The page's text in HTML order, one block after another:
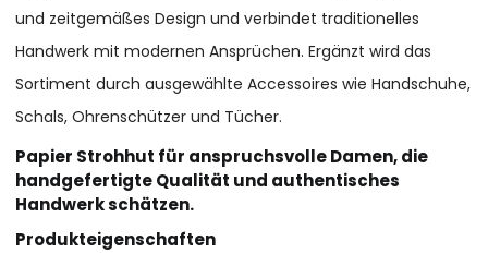
und zeitgemäßes Design und verbindet traditionelles
Handwerk mit modernen Ansprüchen. Ergänzt wird das
Sortiment durch ausgewählte Accessoires wie Handschuhe,
Schals, Ohrenschützer und Tücher.
Papier Strohhut für anspruchsvolle Damen, die
handgefertigte Qualität und authentisches
Handwerk schätzen.
Produkteigenschaften